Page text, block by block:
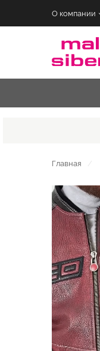
О компании
Главная